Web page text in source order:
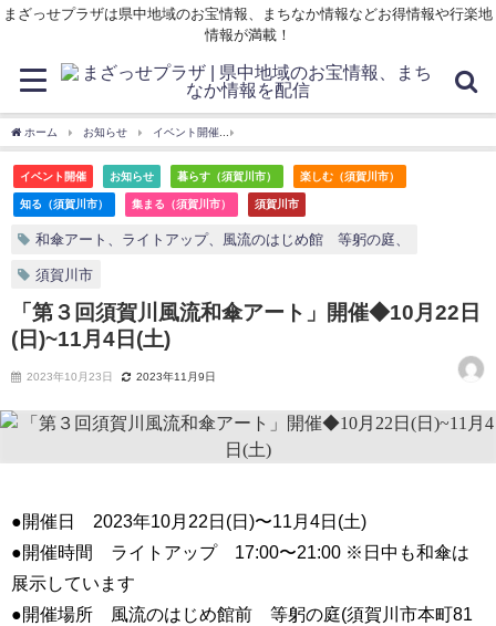
まざっせプラザは県中地域のお宝情報、まちなか情報などお得情報や行楽地
情報が満載！
ホーム お知らせ イベント開催
イベント開催 お知らせ 暮らす（須賀川市） 楽しむ（須賀川市）
知る（須賀川市） 集まる（須賀川市） 須賀川市
和傘アート、ライトアップ、風流のはじめ館 等躬の庭、
須賀川市
「第３回須賀川風流和傘アート」開催◆10月22日
(日)~11月4日(土)
2023年10月23日 2023年11月9日
●開催日 2023年10月22日(日)〜11月4日(土)
●開催時間 ライトアップ 17:00〜21:00 ※日中も和傘は
展示しています
●開催場所 風流のはじめ館前 等躬の庭(須賀川市本町81